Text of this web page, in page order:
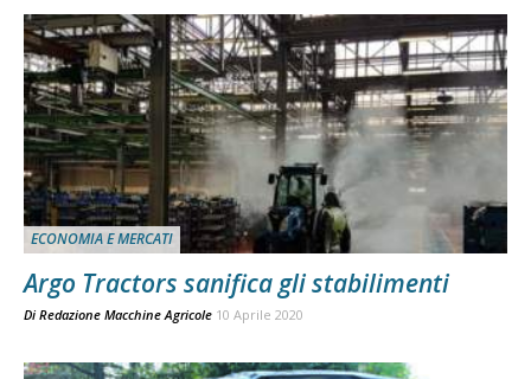
ECONOMIA E MERCATI
Argo Tractors sanifica gli stabilimenti
Di Redazione Macchine Agricole 10 Aprile 2020